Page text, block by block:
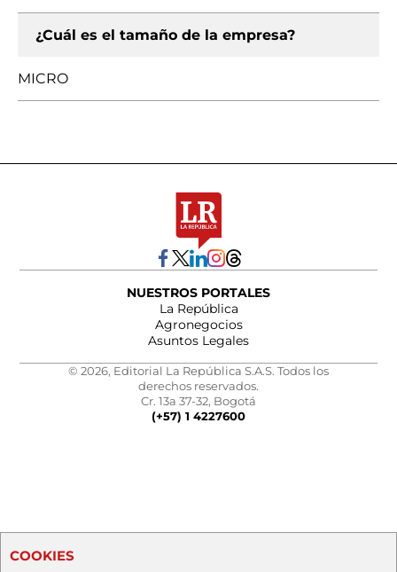
¿Cuál es el tamaño de la empresa?
MICRO
NUESTROS PORTALES
La República
Agronegocios
Asuntos Legales
© 2026, Editorial La República S.A.S. Todos los
derechos reservados.
Cr. 13a 37-32, Bogotá
(+57) 1 4227600
COOKIES